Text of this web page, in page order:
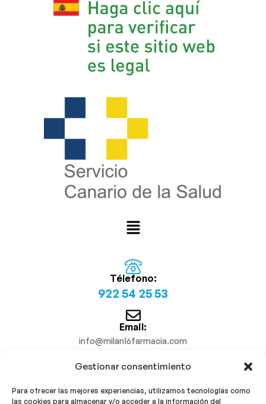
Gestionar consentimiento
Para ofrecer las mejores experiencias, utilizamos tecnologías como
las cookies para almacenar y/o acceder a la información del
Télefono:
922 54 25 53
Email:
info@milan16farmacia.com
¡Síguenos!